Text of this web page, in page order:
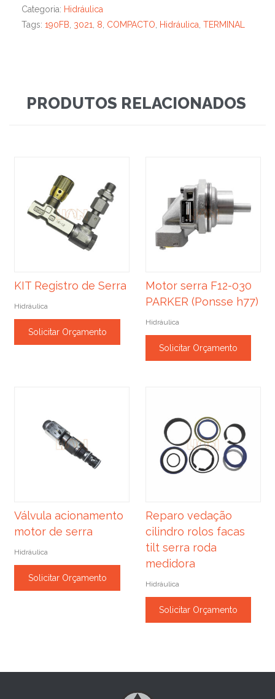
Categoria: Hidráulica
Tags: 190FB 3021 8 COMPACTO Hidráulica TERMINAL
PRODUTOS RELACIONADOS
KIT Registro de Serra
Hidráulica
Solicitar Orçamento
Motor serra F12-030
PARKER (Ponsse h77)
Hidráulica
Solicitar Orçamento
Válvula acionamento
motor de serra
Hidráulica
Solicitar Orçamento
Reparo vedação
cilindro rolos facas
tilt serra roda
medidora
Hidráulica
Solicitar Orçamento